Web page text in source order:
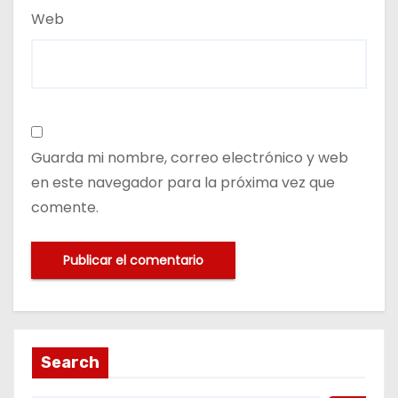
Web
Guarda mi nombre, correo electrónico y web
en este navegador para la próxima vez que
comente.
Search